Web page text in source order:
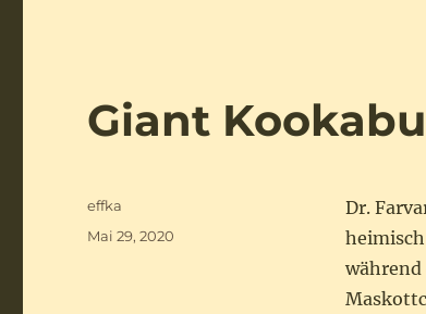
Giant
Dr.
Autor
effka
Veröffentlicht
Mai 29, 2020